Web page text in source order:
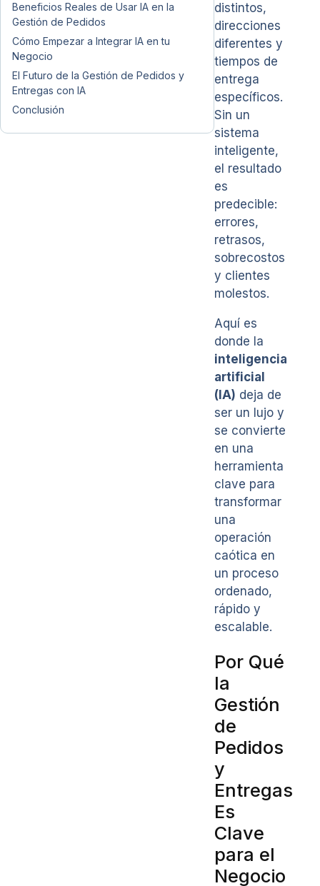
Beneficios Reales de Usar IA en la
Gestión de Pedidos
Cómo Empezar a Integrar IA en tu
Negocio
El Futuro de la Gestión de Pedidos y
Entregas con IA
Conclusión
distintos,
direcciones
diferentes y
tiempos de
entrega
específicos.
Sin un
sistema
inteligente,
el resultado
es
predecible:
errores,
retrasos,
sobrecostos
y clientes
molestos.
Aquí es
donde la
inteligencia
artificial
(IA) deja de
ser un lujo y
se convierte
en una
herramienta
clave para
transformar
una
operación
caótica en
un proceso
ordenado,
rápido y
escalable.
Por Qué
la
Gestión
de
Pedidos
y
Entregas
Es
Clave
para el
Negocio